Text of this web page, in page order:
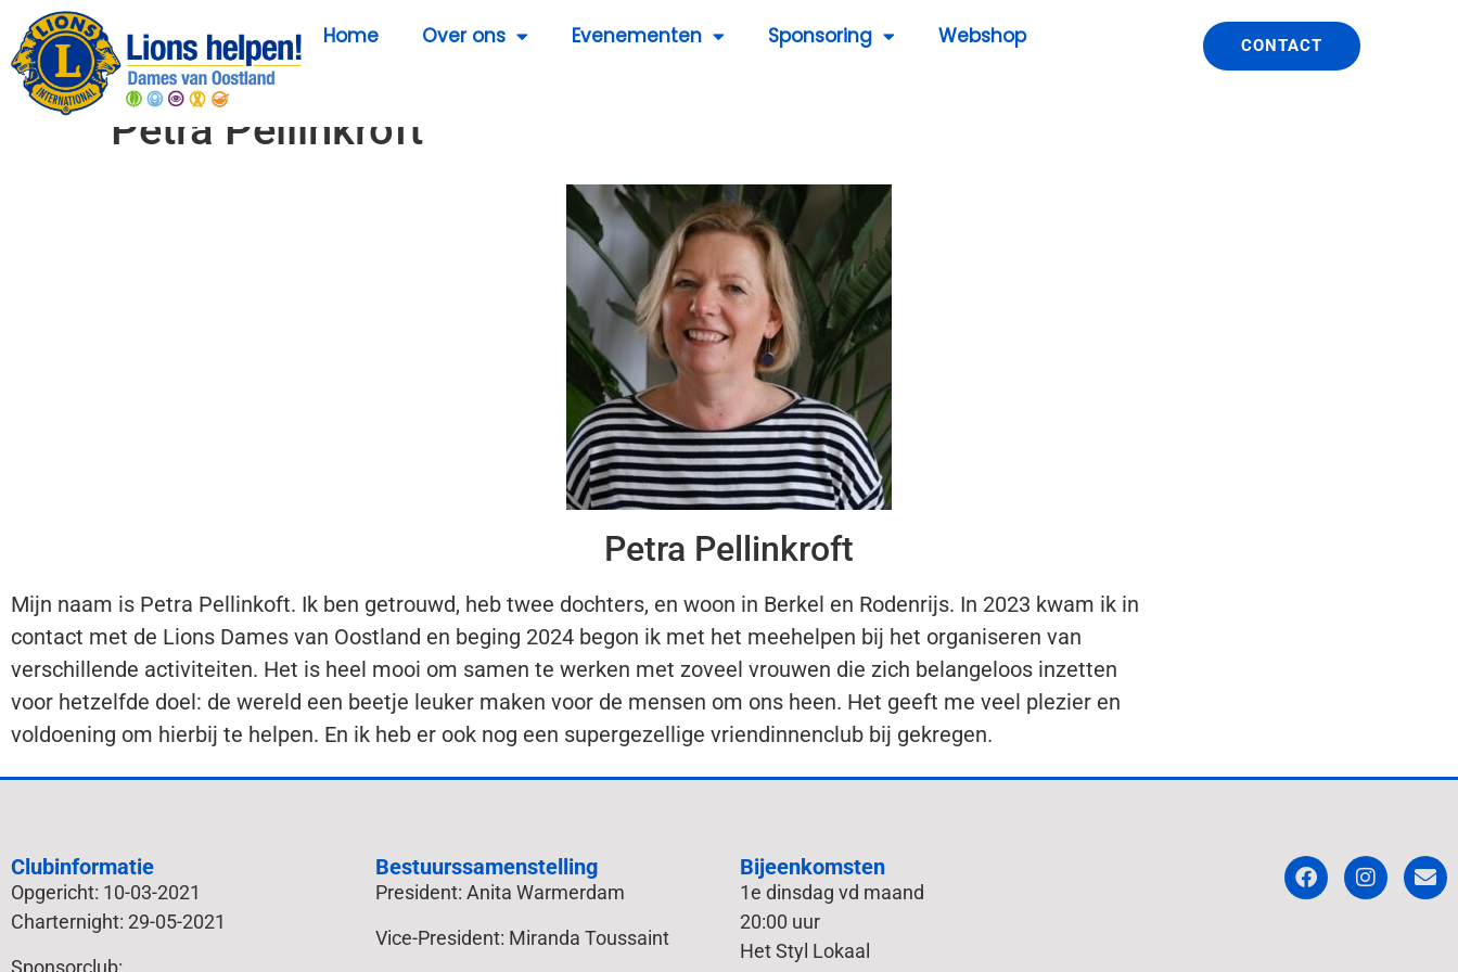
Home Over ons Evenementen Sponsoring Webshop CONTACT
Petra Pellinkroft
Petra Pellinkroft
Mijn naam is Petra Pellinkoft. Ik ben getrouwd, heb twee dochters, en woon in Berkel en Rodenrijs. In 2023 kwam ik in
contact met de Lions Dames van Oostland en beging 2024 begon ik met het meehelpen bij het organiseren van
verschillende activiteiten. Het is heel mooi om samen te werken met zoveel vrouwen die zich belangeloos inzetten
voor hetzelfde doel: de wereld een beetje leuker maken voor de mensen om ons heen. Het geeft me veel plezier en
voldoening om hierbij te helpen. En ik heb er ook nog een supergezellige vriendinnenclub bij gekregen.
Clubinformatie
Opgericht: 10-03-2021
Charternight: 29-05-2021
Sponsorclub:
Bestuurssamenstelling
President: Anita Warmerdam
Vice-President: Miranda Toussaint
Bijeenkomsten
1e dinsdag vd maand
20:00 uur
Het Styl Lokaal